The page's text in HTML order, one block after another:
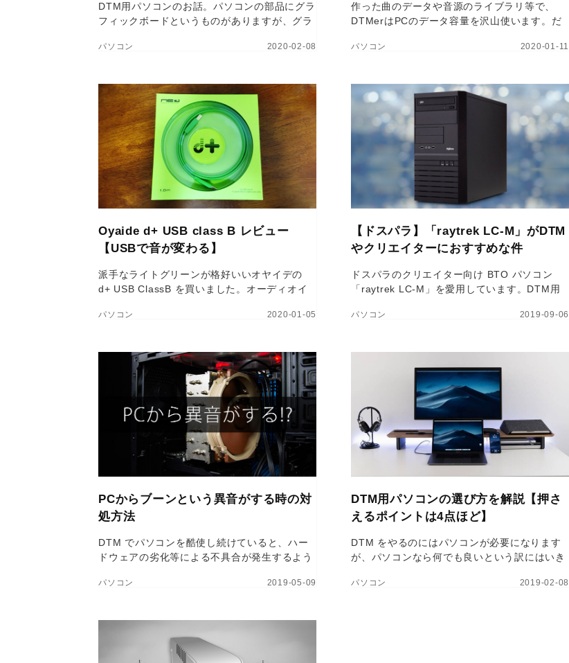
DTM用パソコンのお話。パソコンの部品にグラ
フィックボードというものがありますが、グラ
ます。しかし実際は装備しておいたほうが良い
パソコン 2020-02-08
作った曲のデータや音源のライブラリ等で、
DTMerはPCのデータ容量を沢山使います。だ
ップを取ることをオススメします。
パソコン 2020-01-11
Oyaide d+ USB class B レビュー
【USBで音が変わる】
派手なライトグリーンが格好いいオヤイデの
d+ USB ClassB を買いました。オーディオイ
ルも替えた形ですが、機材付属の USB ケーブ
パソコン 2020-01-05
【ドスパラ】「raytrek LC-M」がDTM
やクリエイターにおすすめな件
ドスパラのクリエイター向け BTO パソコン
「raytrek LC-M」を愛用しています。DTM用
ので紹介したいと思います。
パソコン 2019-09-06
PCからブーンという異音がする時の対
処方法
DTM でパソコンを酷使し続けていると、ハー
ドウェアの劣化等による不具合が発生するよう
立ち上げたらいつもとは違う「ブーン」「ブォ
パソコン 2019-05-09
DTM用パソコンの選び方を解説【押さ
えるポイントは4点ほど】
DTM をやるのにはパソコンが必要になります
が、パソコンなら何でも良いという訳にはいき
になります。ではどういうパソコンが必要でど
パソコン 2019-02-08